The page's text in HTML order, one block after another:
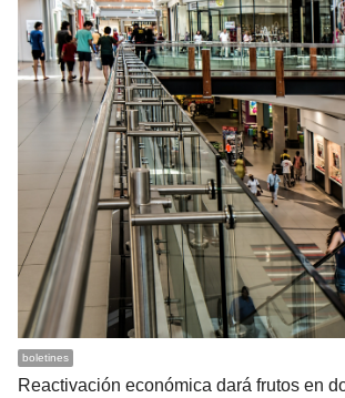
boletines
Reactivación económica dará frutos en